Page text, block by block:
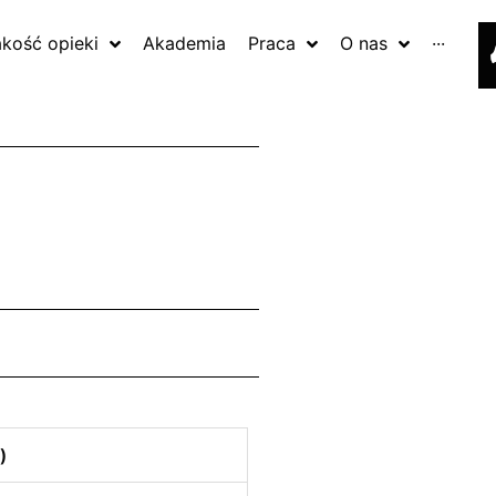
opieki Akademia Praca O nas ···